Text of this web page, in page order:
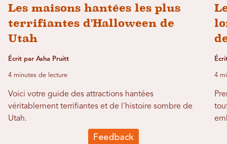
Les maisons hantées les plus
terrifiantes d'Halloween de
Utah
Écrit par Asha Pruitt
4 minutes de lecture
Voici votre guide des attractions hantées
véritablement terrifiantes et de l'histoire sombre de
Utah.
4